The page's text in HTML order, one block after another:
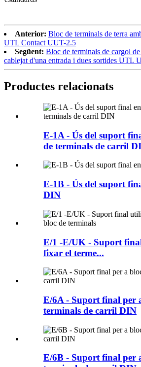
Anterior: Bloc de terminals de terra
UTL Contact UUT-2.5
Següent: Bloc de terminals de cargol
cablejat d'una entrada i dues sortides UTL
Productes relacionats
E-1A - Ús del suport
de terminals de carril
E-1B - Ús del suport
DIN
E/1 -E/UK - Suport
fixar el terme...
E/6A - Suport final per
terminals de carril DIN
E/6B - Suport final per